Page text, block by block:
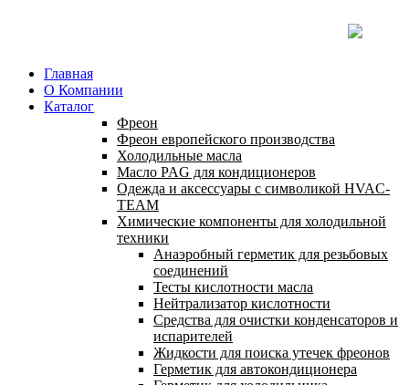
Главная
О Компании
Каталог
Фреон
Фреон европейского производства
Холодильные масла
Масло PAG для кондиционеров
Одежда и аксессуары с символикой HVAC-
TEAM
Химические компоненты для холодильной
техники
Анаэробный герметик для резьбовых
соединений
Тесты кислотности масла
Нейтрализатор кислотности
Средства для очистки конденсаторов и
испарителей
Жидкости для поиска утечек фреонов
Герметик для автокондиционера